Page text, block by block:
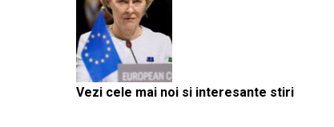
Vezi cele mai noi si interesante stiri